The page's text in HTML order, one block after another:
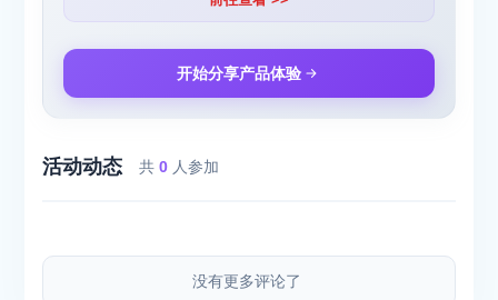
开始分享产品体验
活动动态 共0 人参加
没有更多评论了